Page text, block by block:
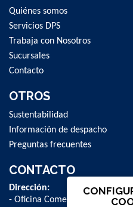
Quiénes somos
Servicios DPS
Trabaja con Nosotros
Sucursales
Contacto
OTROS
Sustentabilidad
Información de despacho
Preguntas frecuentes
CONTACTO
Dirección:
- Oficina Comercial y